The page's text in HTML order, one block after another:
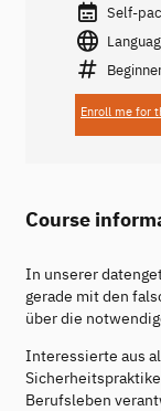
Self-
Enroll me for
Course
In unserer
gerade mit den
über die
Interessierte aus
Berufsleben